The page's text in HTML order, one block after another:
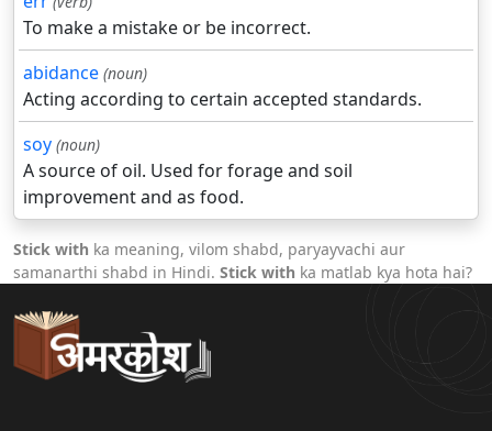
To make a mistake or be incorrect.
abidance (noun)
Acting according to certain accepted standards.
soy (noun)
A source of oil. Used for forage and soil
improvement and as food.
Stick with ka meaning, vilom shabd, paryayvachi aur
samanarthi shabd in Hindi. Stick with ka matlab kya hota hai?